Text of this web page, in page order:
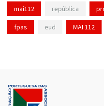
mai112 república
fpas eud MAI 112